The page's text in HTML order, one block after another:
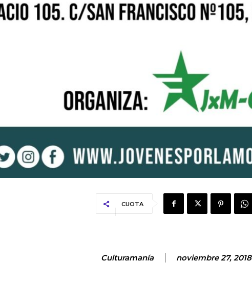
CUOTA
Culturamanía noviembre 27, 2018